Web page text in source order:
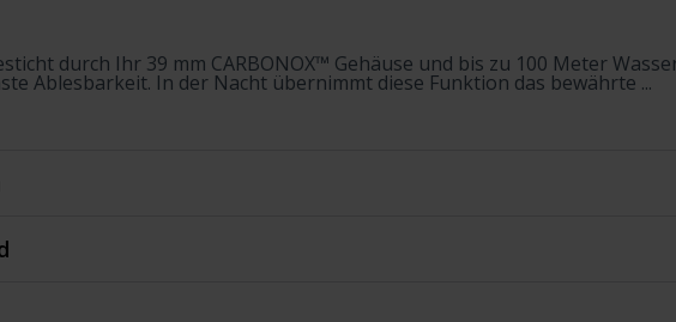
durch Ihr 39 mm CARBONOX™ Gehäuse und bis zu 100 Meter
Ablesbarkeit. In der Nacht übernimmt diese Funktion das bewährte ...